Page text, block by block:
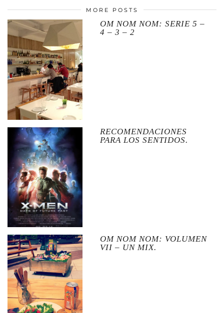
MORE POSTS
OM NOM NOM: SERIE 5 –
4 – 3 – 2
RECOMENDACIONES
PARA LOS SENTIDOS.
OM NOM NOM: VOLUMEN
VII – UN MIX.